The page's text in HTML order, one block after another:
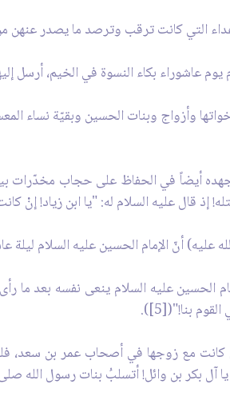
التي كانت ترقب وترصد ما يصدر عنهن
عاشوراء بكاء النسوة في الخيم، أرسل
وأزواج وبنات الحسين وبقيّة نساء
جهده أيضاً في الحفاظ على حجاب مخدّرات
إذ قال عليه السلام له: "يا ابن زياد! إنْ
أنّ الإمام الحسين عليه السلام
الحسين عليه السلام ينعى نفسه بعد
بنا!"([5]).
كانت مع زوجها في أصحاب عمر بن سعد،
بكر بن وائل! أتسلبُ بنات رسول الله صلى